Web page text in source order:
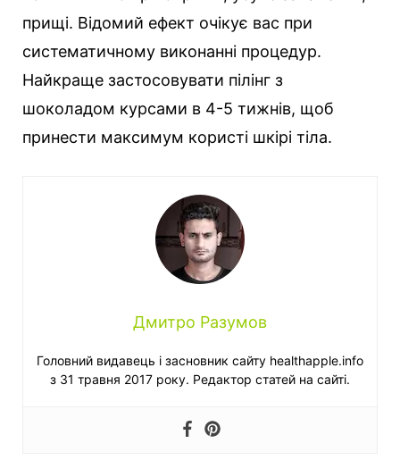
прищі. Відомий ефект очікує вас при
систематичному виконанні процедур.
Найкраще застосовувати пілінг з
шоколадом курсами в 4-5 тижнів, щоб
принести максимум користі шкірі тіла.
Дмитро Разумов
Головний видавець і засновник сайту healthapple.info
з 31 травня 2017 року. Редактор статей на сайті.